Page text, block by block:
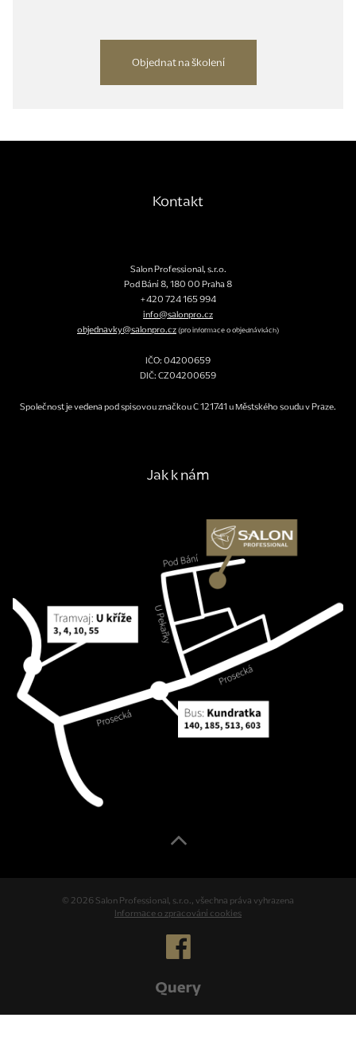
Objednat na školení
Kontakt
Salon Professional, s.r.o.
Pod Bání 8,180 00Praha 8
+420 724 165 994
info@salonpro.cz
objednavky@salonpro.cz(pro informace o objednávkách)
IČO: 04200659
DIČ: CZ04200659
Společnost je vedena pod spisovou značkou C 121741 u Městského soudu v Praze.
Jak k nám
© 2026 Salon Professional, s.r.o., všechna práva vyhrazena
Informace o zpracování cookies